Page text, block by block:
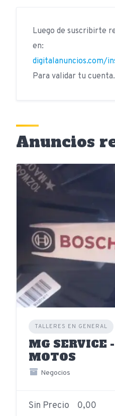
Luego de suscribirte
en:
digitalanuncios.com/
Para validar tu cuenta.
Anuncios
TALLERES EN GENERAL
MG SERVICE
MOTOS
Negocios
Sin Precio 0,00